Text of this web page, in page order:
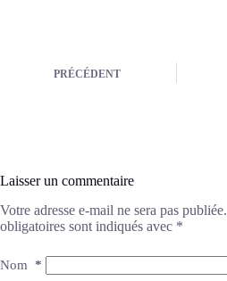
PRÉCÉDENT
Laisser un commentaire
Votre adresse e-mail ne sera pas publiée.
obligatoires sont indiqués avec *
Nom *